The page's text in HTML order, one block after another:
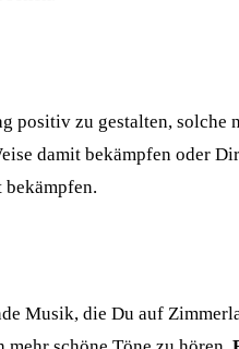
positiv zu gestalten, solche
damit bekämpfen oder
Musik, die Du auf